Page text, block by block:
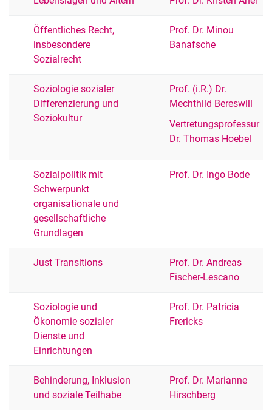
Öffentliches Recht,
insbesondere
Sozialrecht
Prof. Dr. Minou
Banafsche
Soziologie sozialer
Differenzierung und
Soziokultur
Prof. (i.R.) Dr.
Mechthild Bereswill
Vertretungsprofessur
Dr. Thomas Hoebel
Sozialpolitik mit
Schwerpunkt
organisationale und
gesellschaftliche
Grundlagen
Prof. Dr. Ingo Bode
Just Transitions
Prof. Dr. Andreas
Fischer-Lescano
Soziologie und
Ökonomie sozialer
Dienste und
Einrichtungen
Prof. Dr. Patricia
Frericks
Behinderung, Inklusion
und soziale Teilhabe
Prof. Dr. Marianne
Hirschberg